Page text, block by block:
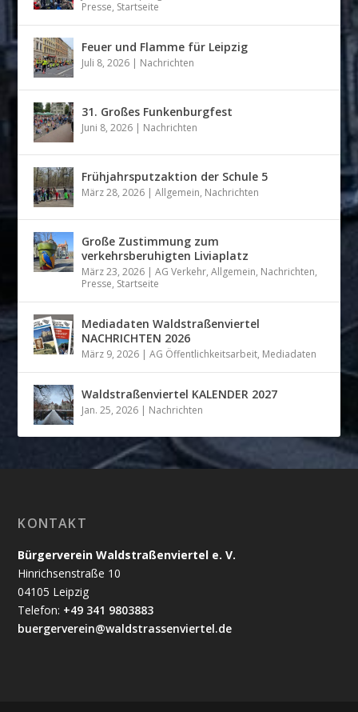
Presse, Startseite
Feuer und Flamme für Leipzig
Juli 8, 2026 | Nachrichten
31. Großes Funkenburgfest
Juni 8, 2026 | Nachrichten
Frühjahrsputzaktion der Schule 5
März 28, 2026 |Allgemein, Nachrichten
Große Zustimmung zum
verkehrsberuhigten Liviaplatz
März 23, 2026 |AG Verkehr,Allgemein, Nachrichten,
Presse, Startseite
Mediadaten Waldstraßenviertel
NACHRICHTEN 2026
März 9, 2026 |AG Öffentlichkeitsarbeit, Mediadaten
Waldstraßenviertel KALENDER 2027
Jan. 25, 2026 | Nachrichten
KONTAKT
Bürgerverein Waldstraßenviertel e. V.
Hinrichsenstraße 10
04105 Leipzig
Telefon: +49 341 9803883
buergerverein@waldstrassenviertel.de